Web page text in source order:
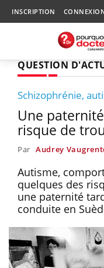
INSCRIPTION
QUESTION
Schizophrénie,
Une
risque de
Par Audrey
Autisme,
quelques des
une paternité
conduite en